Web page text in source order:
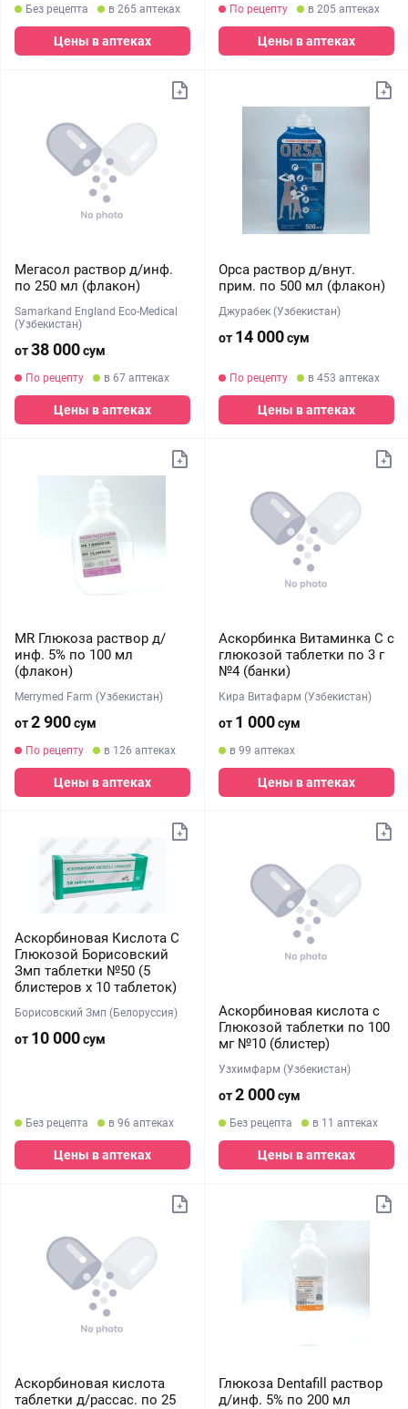
Без рецепта в 265 аптеках
Цены в аптеках
По рецепту в 205 аптеках
Цены в аптеках
Мегасол раствор д/инф.
по 250 мл (флакон)
Samarkand England Eco-Medical
(Узбекистан)
от38 000сум
По рецепту в 67 аптеках
Цены в аптеках
Орса раствор д/внут.
прим. по 500 мл (флакон)
Джурабек (Узбекистан)
от 14 000сум
По рецепту в 453 аптеках
Цены в аптеках
MR Глюкоза раствор д/
инф. 5% по 100 мл
(флакон)
Merrymed Farm (Узбекистан)
от2 900сум
По рецепту в 126 аптеках
Цены в аптеках
Аскорбинка Витаминка C с
глюкозой таблетки по 3 г
№4 (банки)
Кира Витафарм (Узбекистан)
от 1 000сум
в 99 аптеках
Цены в аптеках
Аскорбиновая Кислота С
Глюкозой Борисовский
Змп таблетки №50 (5
блистеров х 10 таблеток)
Борисовский Змп (Белоруссия)
от 10 000сум
Без рецепта в 96 аптеках
Цены в аптеках
Аскорбиновая кислота с
Глюкозой таблетки по 100
мг №10 (блистер)
Узхимфарм (Узбекистан)
от2 000сум
Без рецепта в 11 аптеках
Цены в аптеках
Аскорбиновая кислота
таблетки д/рассас. по 25
Глюкоза Dentafill раствор
д/инф. 5% по 200 мл